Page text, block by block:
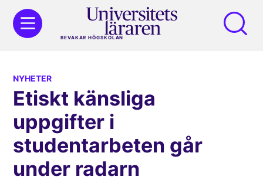
BEVAKAR HÖGSKOLAN
NYHETER
Etiskt känsliga
uppgifter i
studentarbeten går
under radarn